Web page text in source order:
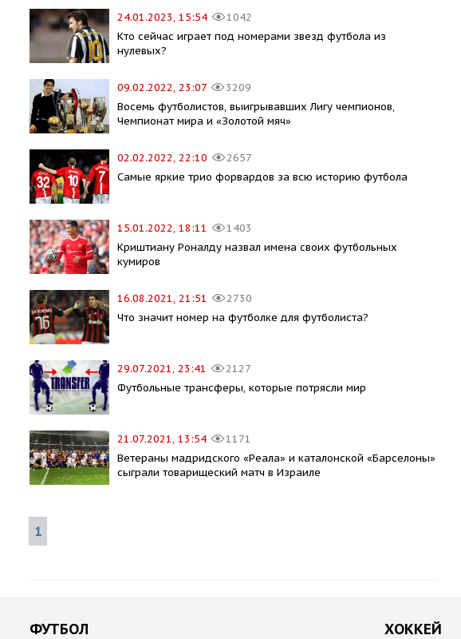
24.01.2023, 15:54
1042
Кто сейчас играет под номерами звезд футбола из
нулевых?
09.02.2022, 23:07
3209
Восемь футболистов, выигрывавших Лигу чемпионов,
Чемпионат мира и «Золотой мяч»
02.02.2022, 22:10
2657
​Самые яркие трио форвардов за всю историю футбола
15.01.2022, 18:11
1403
Криштиану Роналду назвал имена своих футбольных
кумиров
16.08.2021, 21:51
2730
Что значит номер на футболке для футболиста?
29.07.2021, 23:41
2127
Футбольные трансферы, которые потрясли мир
21.07.2021, 13:54
1171
Ветераны мадридского «Реала» и каталонской «Барселоны»
сыграли товарищеский матч в Израиле
1
ФУТБОЛ ХОККЕЙ